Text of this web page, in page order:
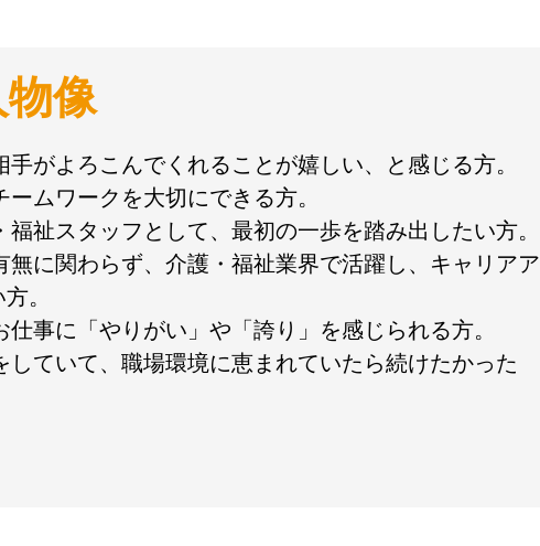
像
がよろこんでくれることが嬉しい、と感じる方。
ムワークを大切にできる方。
福祉スタッフとして、最初の一歩を踏み出したい方。
無に関わらず、介護・福祉業界で活躍し、キャリアア
。
事に「やりがい」や「誇り」を感じられる方。
していて、職場環境に恵まれていたら続けたかった